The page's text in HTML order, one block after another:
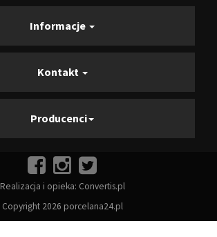
Informacje
Kontakt
Producenci
Realizacja i opieka: Convertis.pl
Copyright 2026 porcelana24.pl